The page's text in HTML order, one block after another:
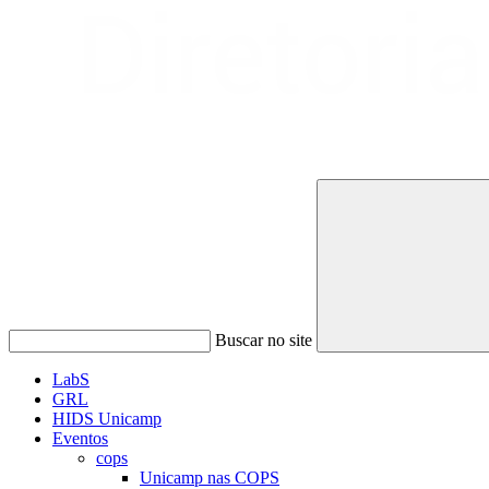
Buscar no site
LabS
GRL
HIDS Unicamp
Eventos
cops
Unicamp nas COPS